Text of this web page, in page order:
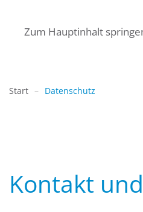
Zum Hauptinhalt
Start Datenschutz
Kontakt